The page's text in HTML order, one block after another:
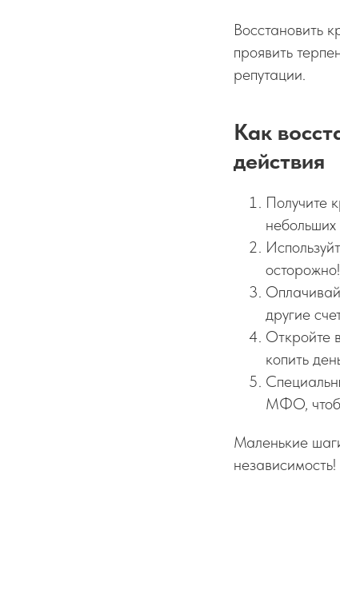
Восстановить
проявить
репутации.
Как
действия
Получите
другие
Откройте
копить
МФО,
Маленькие
независимость!